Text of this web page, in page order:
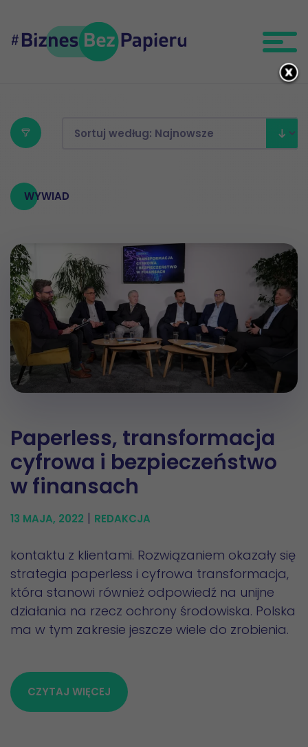
WYWIAD
Paperless, transformacja
cyfrowa i bezpieczeństwo
w finansach
13 MAJA, 2022 | REDAKCJA
kontaktu z klientami. Rozwiązaniem okazały się
strategia paperless i cyfrowa transformacja,
która stanowi również odpowiedź na unijne
działania na rzecz ochrony środowiska. Polska
ma w tym zakresie jeszcze wiele do zrobienia.
CZYTAJ WIĘCEJ